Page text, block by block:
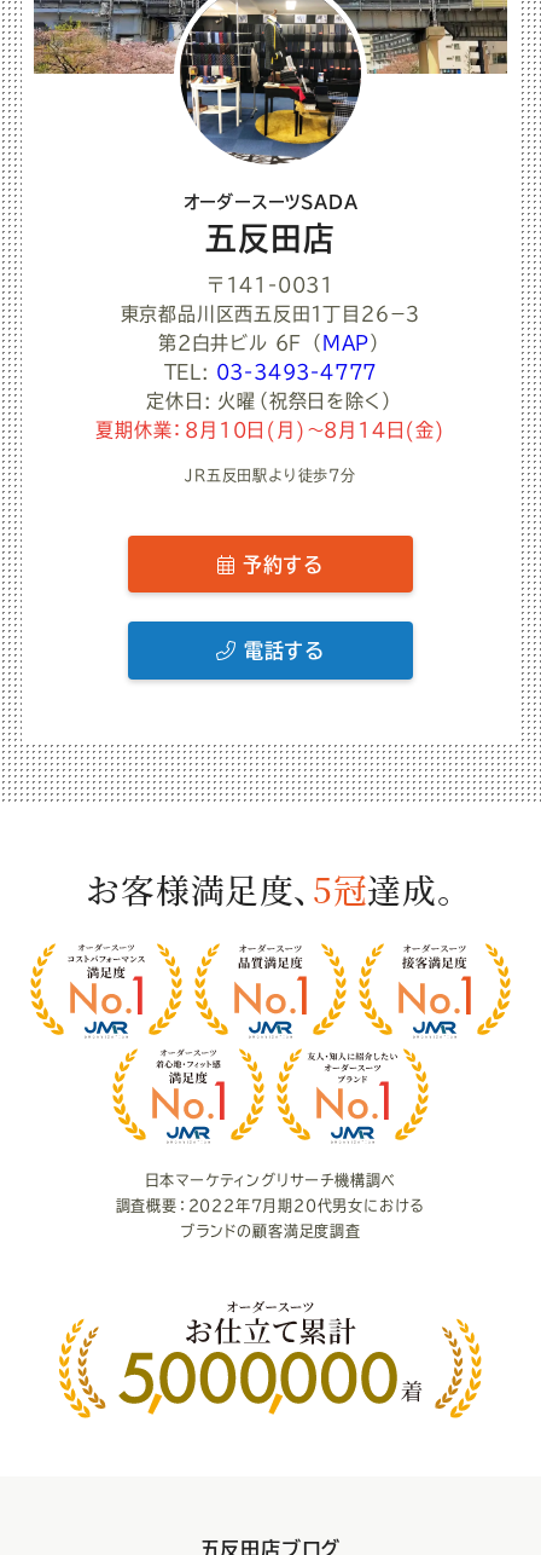
オーダースーツSADA
五反田店
〒141-0031
東京都品川区西五反田１丁目２６−３
第2白井ビル 6F
（ MAP ）
TEL: 03-3493-4777
定休日: 火曜（祝祭日を除く）
夏期休業：8月10日(月)～8月14日(金)
JR五反田駅より徒歩7分
予約する
電話する
様
満
お客様満足度、 5冠達成。
日本マーケティングリサーチ機構調べ
調査概要：2022年7月期20代男女における
ブランドの顧客満足度調査
五反田店ブログ